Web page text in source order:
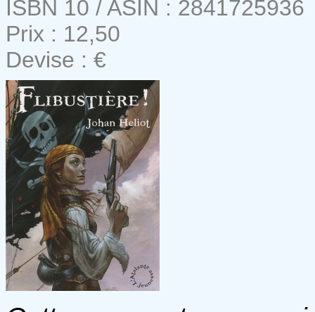
ISBN 10 / ASIN : 2841725936
Prix : 12,50
Devise : €